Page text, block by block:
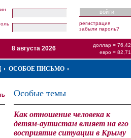
регистрация
забыли пароль?
доллар = 76,42
евро = 82,71
8 августа 2026
ОСОБОЕ ПИСЬМО
Особые темы
Как отношение человека к
детям-аутистам влияет на его
восприятие ситуации в Крыму